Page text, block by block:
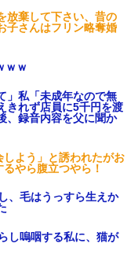
放棄して下さい、昔の
子さんはフリン略奪婚
ｗｗ
」私「未成年なので無
きれず店員に5千円を渡
、録音内容を父に聞か
よう」と誘われたがお
やら腹立つやら！
、毛はうっすら生えか
し嗚咽する私に、猫が